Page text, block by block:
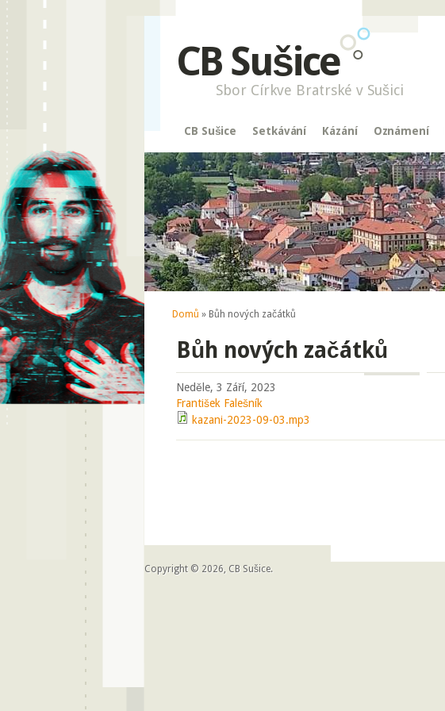
CB Sušice
Sbor Církve Bratrské v Sušici
CB Sušice Setkávání Kázání Oznámení
Jste zde
Domů » Bůh nových začátků
Bůh nových začátků
Neděle, 3 Září, 2023
František Falešník
kazani-2023-09-03.mp3
Copyright © 2026, CB Sušice.